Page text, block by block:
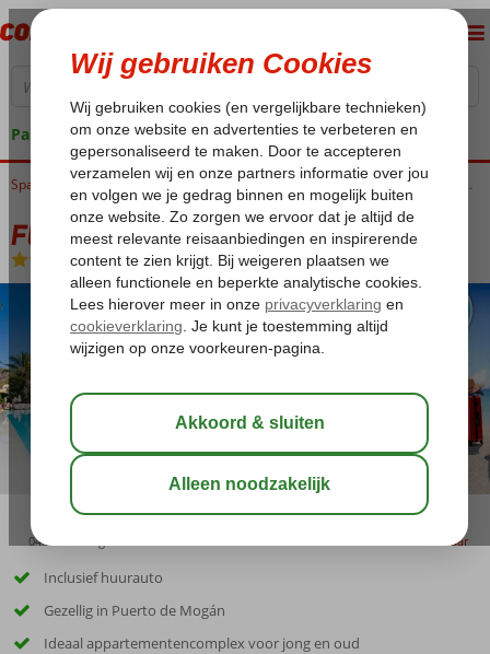
Pakketgarantie
Home Canarische Eilanden Gran Canaria Puerto de Mogan Fly & Go Cordial Mogan Valle
Fly & Go Cordial Mogan Valle
Logies-Appartement
04:20 bewaar
Inclusief huurauto
Gezellig in Puerto de Mogán
Ideaal appartementencomplex voor jong en oud